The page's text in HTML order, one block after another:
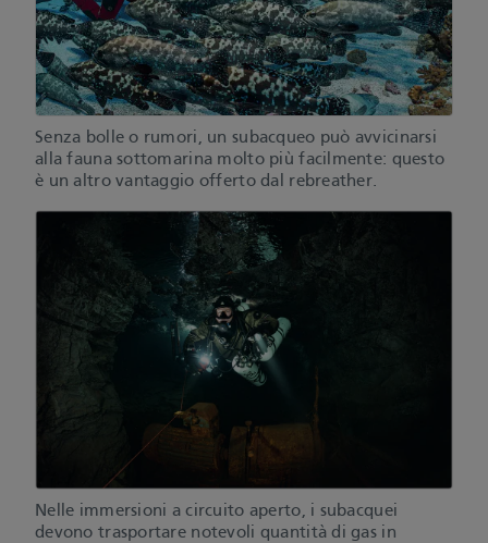
Senza bolle o rumori, un subacqueo può avvicinarsi
alla fauna sottomarina molto più facilmente: questo
è un altro vantaggio offerto dal rebreather.
Nelle immersioni a circuito aperto, i subacquei
devono trasportare notevoli quantità di gas in